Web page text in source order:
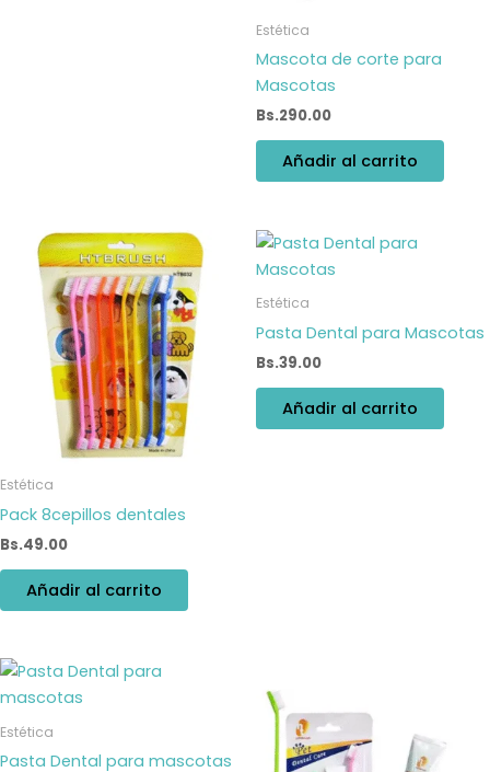
Estética
Mascota de corte para
Mascotas
Bs.290.00
Añadir al carrito
Estética
Pack 8cepillos dentales
Bs.49.00
Añadir al carrito
Estética
Pasta Dental para Mascotas
Bs.39.00
Añadir al carrito
Estética
Pasta Dental para mascotas